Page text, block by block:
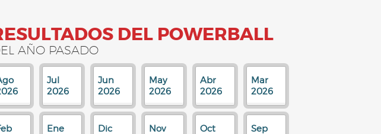
DEL POWERBALL
AÑO PASADO
Jul
2026
Jun
2026
May
2026
Abr
2026
Mar
2026
Ene
Dic
Nov
Oct
Sep